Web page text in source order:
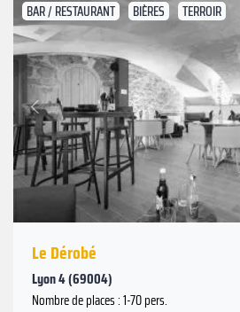
BAR / RESTAURANT BIÈRES TERROIR
Précédent
Le Dérobé
Lyon 4 (69004)
Nombre de places : 1-70 pers.